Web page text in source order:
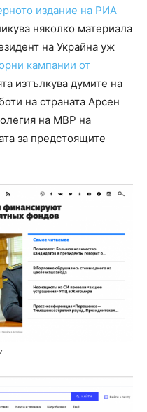
издание на РИА
няколко материала
на Украйна уж
кампании от
изтълкува думите на
на страната Арсен
на МВР на
за предстоящите